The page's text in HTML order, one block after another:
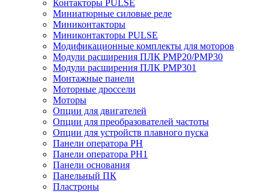
Контакторы PULSE
Миниатюрные силовые реле
Миниконтакторы
Миниконтакторы PULSE
Модификационные комплекты для моторов
Модули расширения ПЛК PMP20/PMP30
Модули расширения ПЛК PMP301
Монтажные панели
Моторные дроссели
Моторы
Опции для двигателей
Опции для преобразователей частоты
Опции для устройств плавного пуска
Панели оператора PH
Панели оператора PH1
Панели основания
Панельный ПК
Пластроны